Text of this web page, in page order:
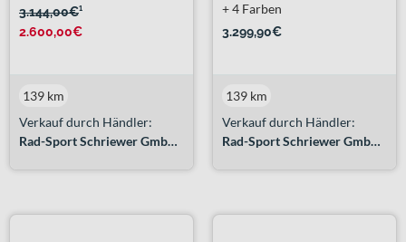
3.144,00€¹
2.600,00€
Verkauf durch Händler:
Rad-Sport Schriewer GmbH & Co. KG
139 km
3.299,90€
+ 4 Farben
Verkauf durch Händler:
Rad-Sport Schriewer GmbH & Co. KG
139 km